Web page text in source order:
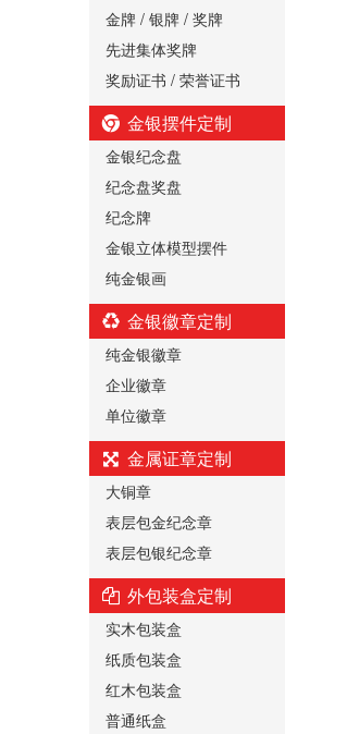
金牌 / 银牌 / 奖牌
先进集体奖牌
奖励证书 / 荣誉证书
金银摆件定制
金银纪念盘
纪念盘奖盘
纪念牌
金银立体模型摆件
纯金银画
金银徽章定制
纯金银徽章
企业徽章
单位徽章
金属证章定制
大铜章
表层包金纪念章
表层包银纪念章
外包装盒定制
实木包装盒
纸质包装盒
红木包装盒
普通纸盒